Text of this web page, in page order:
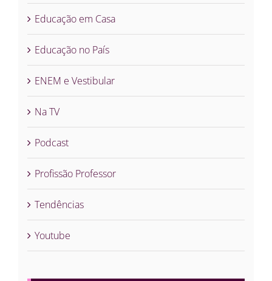
Educação em Casa
Educação no País
ENEM e Vestibular
Na TV
Podcast
Profissão Professor
Tendências
Youtube